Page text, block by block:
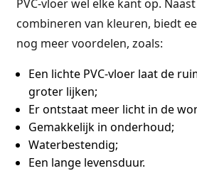
PVC-vloer wel elke kant op.
combineren van kleuren, biedt
nog meer voordelen, zoals:
Een lichte PVC-vloer laat de
groter lijken;
Er ontstaat meer licht in de
Gemakkelijk in onderhoud;
Waterbestendig;
Een lange levensduur.